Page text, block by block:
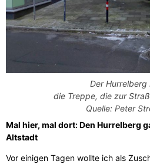
Der Hurrelberg
die Treppe, die zur
Quelle: Peter
Mal hier, mal dort: Den Hurrelberg
Altstadt
Vor einigen Tagen wollte ich als